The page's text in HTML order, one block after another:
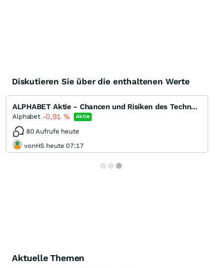
Diskutieren Sie über die enthaltenen Werte
ALPHABET Aktie - Chancen und Risiken des Technologiegiganten
Alphabet -0,91% Aktie
80 Aufrufe heute
vonHS heute 07:17
Aktuelle Themen